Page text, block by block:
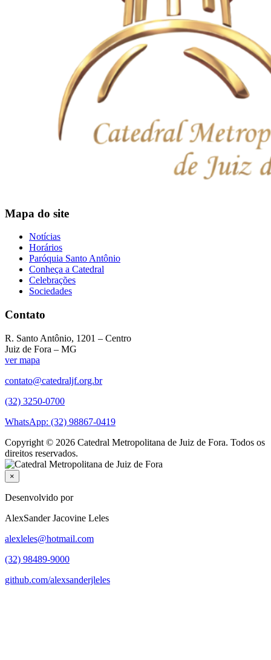
Mapa do site
Notícias
Horários
Paróquia Santo Antônio
Conheça a Catedral
Celebrações
Sociedades
Contato
R. Santo Antônio, 1201 – Centro
Juiz de Fora – MG
ver mapa
contato@catedraljf.org.br
(32) 3250-0700
WhatsApp: (32) 98867-0419
Copyright © 2026 Catedral Metropolitana de Juiz de Fora. Todos os
direitos reservados.
×
Desenvolvido por
AlexSander Jacovine Leles
alexleles@hotmail.com
(32) 98489-9000
github.com/alexsanderjleles